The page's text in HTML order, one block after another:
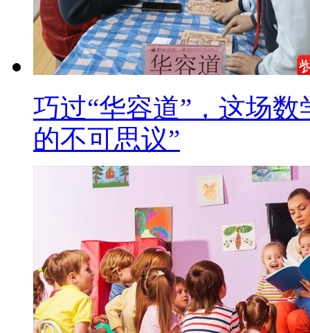
巧过“华容道”，这场
的不可思议”